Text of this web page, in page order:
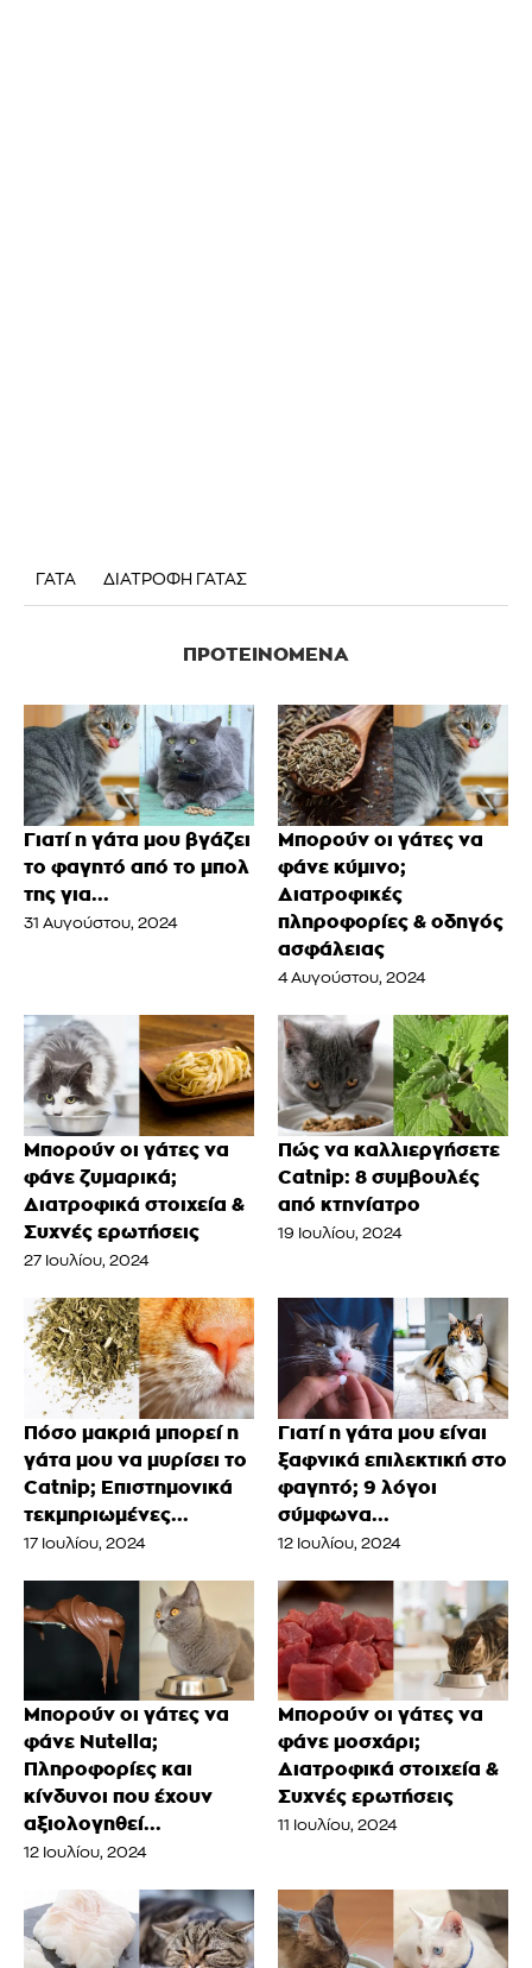
ΓΑΤΑ ΔΙΑΤΡΟΦΗ ΓΑΤΑΣ
ΠΡΟΤΕΙΝΌΜΕΝΑ
Γιατί η γάτα μου βγάζει
το φαγητό από το μπολ
της για...
31 Αυγούστου, 2024
Μπορούν οι γάτες να
φάνε κύμινο;
Διατροφικές
πληροφορίες & οδηγός
ασφάλειας
4 Αυγούστου, 2024
Μπορούν οι γάτες να
φάνε ζυμαρικά;
Διατροφικά στοιχεία &
Συχνές ερωτήσεις
27 Ιουλίου, 2024
Πώς να καλλιεργήσετε
Catnip: 8 συμβουλές
από κτηνίατρο
19 Ιουλίου, 2024
Πόσο μακριά μπορεί η
γάτα μου να μυρίσει το
Catnip; Επιστημονικά
τεκμηριωμένες...
17 Ιουλίου, 2024
Γιατί η γάτα μου είναι
ξαφνικά επιλεκτική στο
φαγητό; 9 λόγοι
σύμφωνα...
12 Ιουλίου, 2024
Μπορούν οι γάτες να
φάνε Nutella;
Πληροφορίες και
κίνδυνοι που έχουν
αξιολογηθεί...
12 Ιουλίου, 2024
Μπορούν οι γάτες να
φάνε μοσχάρι;
Διατροφικά στοιχεία &
Συχνές ερωτήσεις
11 Ιουλίου, 2024